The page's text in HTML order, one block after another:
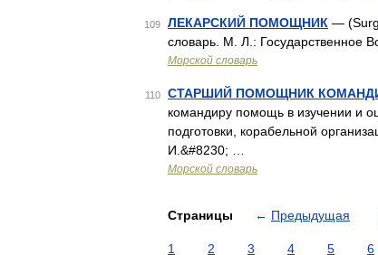
109 ЛЕКАРСКИЙ ПОМОЩНИК —
словарь. М. Л.: Государственное
Морской словарь
110 СТАРШИЙ ПОМОЩНИК
командиру помощь в изучении и
подготовки, корабельной
И.&#8230; …
Морской словарь
Страницы ← Предыдущая
1 2 3 4 5 6